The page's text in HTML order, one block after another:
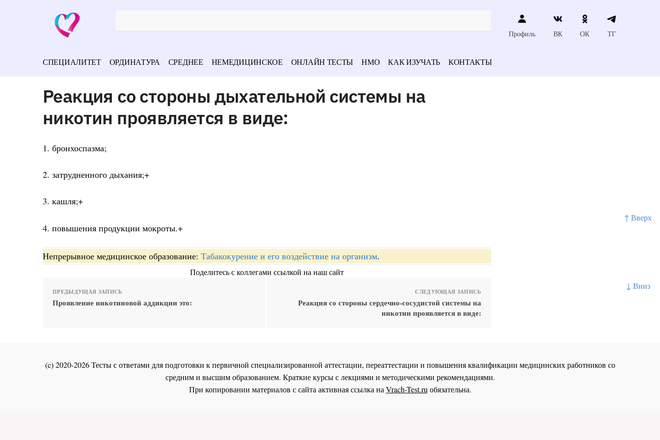
↑ Вверх
↓ Вниз
Профиль ВК ОК ТГ
СПЕЦИАЛИТЕТ ОРДИНАТУРА СРЕДНЕЕ НЕМЕДИЦИНСКОЕ ОНЛАЙН ТЕСТЫ НМО КАК ИЗУЧАТЬ КОНТАКТЫ
Реакция со стороны дыхательной системы на
никотин проявляется в виде:
1. бронхоспазма;
2. затрудненного дыхания;+
3. кашля;+
4. повышения продукции мокроты.+
Непрерывное медицинское образование: Табакокурение и его воздействие на организм.
Поделитесь с коллегами ссылкой на наш сайт
ПРЕДЫДУЩАЯ ЗАПИСЬ
Проявление никотиновой аддикции это:
СЛЕДУЮЩАЯ ЗАПИСЬ
Реакция со стороны сердечно-сосудистой системы на
никотин проявляется в виде:
(c) 2020-2026 Тесты с ответами для подготовки к первичной специализированной аттестации, переаттестации и повышения квалификации медицинских работников со
средним и высшим образованием. Краткие курсы с лекциями и методическими рекомендациями.
При копировании материалов с сайта активная ссылка наVrach-Test.ruобязательна.